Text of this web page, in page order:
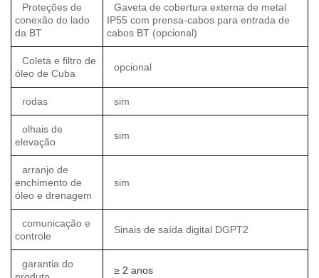
Proteções de
conexão do lado
da BT
Gaveta de cobertura externa de metal
IP55 com prensa-cabos para entrada de
cabos BT (opcional)
Coleta e filtro de
óleo de Cuba
opcional
rodas sim
olhais de
elevação
sim
arranjo de
enchimento de
óleo e drenagem
sim
comunicação e
controle
Sinais de saída digital DGPT2
garantia do
≥ 2 anos